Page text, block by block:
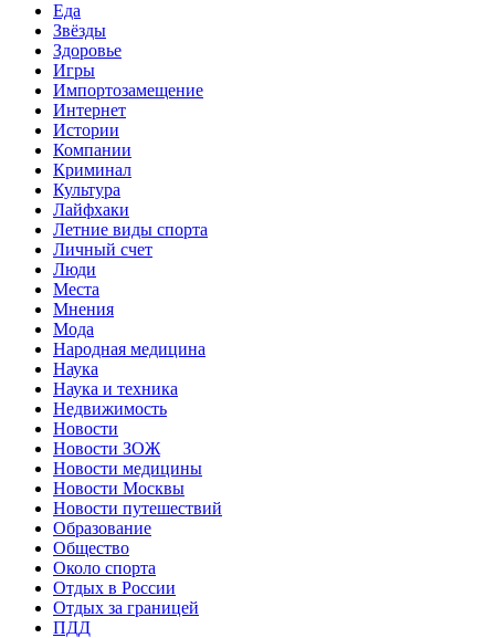
Еда
Звёзды
Здоровье
Игры
Импортозамещение
Интернет
Истории
Компании
Криминал
Культура
Лайфхаки
Летние виды спорта
Личный счет
Люди
Места
Мнения
Мода
Народная медицина
Наука
Наука и техника
Недвижимость
Новости
Новости ЗОЖ
Новости медицины
Новости Москвы
Новости путешествий
Образование
Общество
Около спорта
Отдых в России
Отдых за границей
ПДД